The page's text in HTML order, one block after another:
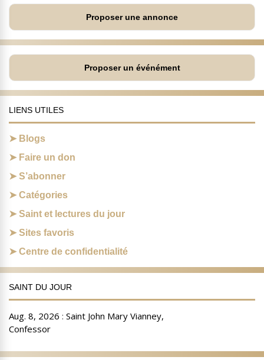
Proposer une annonce
Proposer un événément
LIENS UTILES
Blogs
Faire un don
S’abonner
Catégories
Saint et lectures du jour
Sites favoris
Centre de confidentialité
SAINT DU JOUR